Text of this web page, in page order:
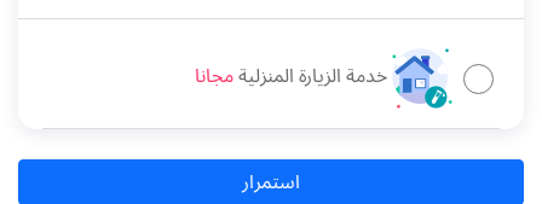
خدمة الزيارة المنزليةمجانا
استمرار